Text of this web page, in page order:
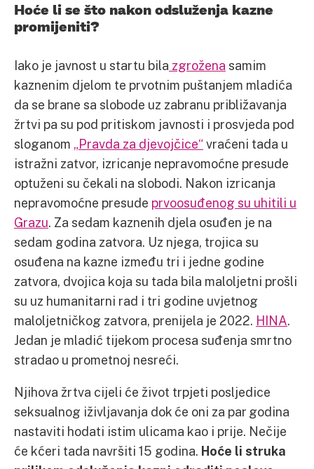
Hoće li se što nakon odsluženja kazne
promijeniti?
Iako je javnost u startu bila zgrožena samim
kaznenim djelom te prvotnim puštanjem mladića
da se brane sa slobode uz zabranu približavanja
žrtvi pa su pod pritiskom javnosti i prosvjeda pod
sloganom „Pravda za djevojčice“ vraćeni tada u
istražni zatvor, izricanje nepravomoćne presude
optuženi su čekali na slobodi. Nakon izricanja
nepravomoćne presude prvoosuđenog su uhitili u
Grazu. Za sedam kaznenih djela osuđen je na
sedam godina zatvora. Uz njega, trojica su
osuđena na kazne između tri i jedne godine
zatvora, dvojica koja su tada bila maloljetni prošli
su uz humanitarni rad i tri godine uvjetnog
maloljetničkog zatvora, prenijela je 2022. HINA.
Jedan je mladić tijekom procesa suđenja smrtno
stradao u prometnoj nesreći.
Njihova žrtva cijeli će život trpjeti posljedice
seksualnog iživljavanja dok će oni za par godina
nastaviti hodati istim ulicama kao i prije. Nečije
će kćeri tada navršiti 15 godina. Hoće li struka